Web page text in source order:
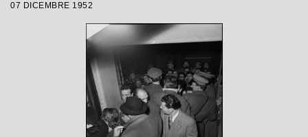
07 DICEMBRE 1952